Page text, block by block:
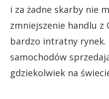
i za żadne skarby nie
zmniejszenie handlu z
bardzo intratny rynek.
samochodów
gdziekolwiek na